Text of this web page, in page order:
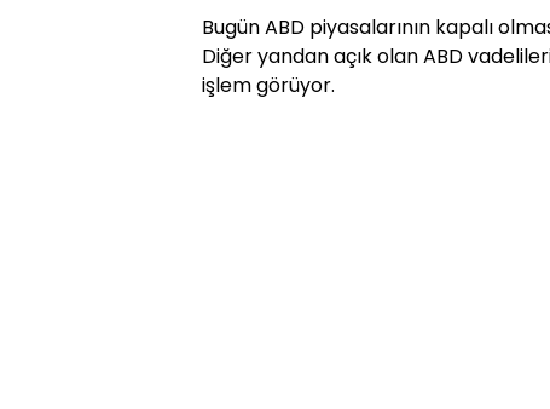
Bugün ABD piyasalarının kapalı
Diğer yandan açık olan ABD
işlem görüyor.